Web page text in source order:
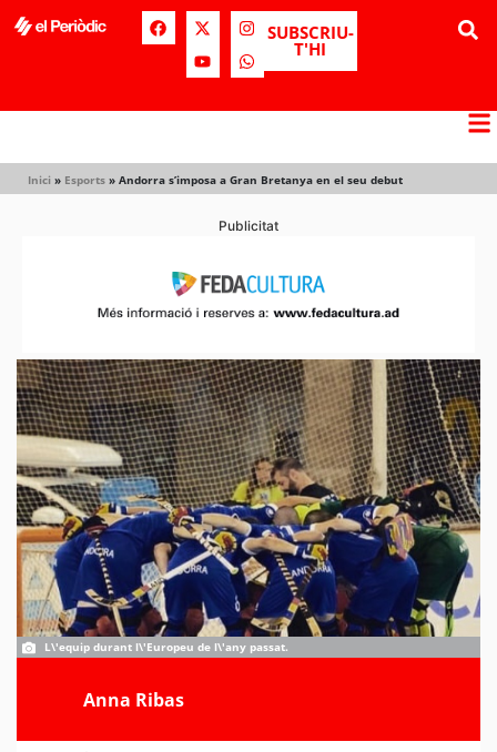
SUBSCRIU-
T'HI
Inici » Esports » Andorra s’imposa a Gran Bretanya en el seu debut
Publicitat
L\'equip durant l\'Europeu de l\'any passat.
Anna Ribas